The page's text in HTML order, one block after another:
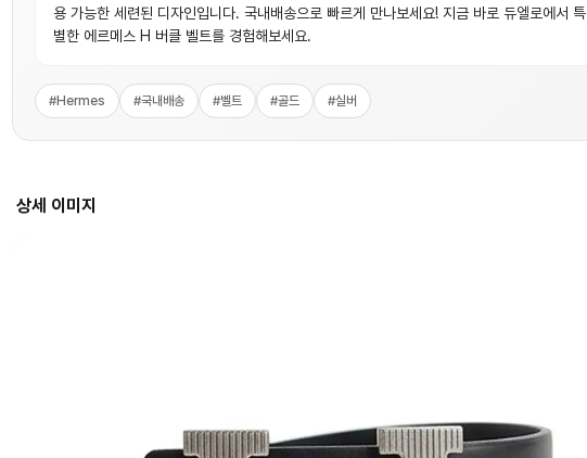
용 가능한 세련된 디자인입니다. 국내배송으로 빠르게 만나보세요! 지금 바로 듀엘로에서 특
별한 에르메스 H 버클 벨트를 경험해보세요.
#Hermes #국내배송 #벨트 #골드 #실버
상세 이미지